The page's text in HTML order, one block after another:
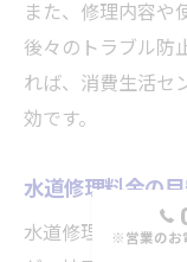
また、修理内容や
後々のトラブル防
れば、消費生活セ
効です。
水道修理料金の
水道修理料金の目
※営業のお